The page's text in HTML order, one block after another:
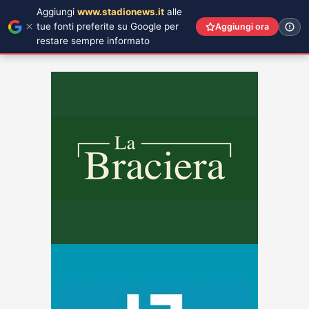
Aggiungi www.stadionews.it alle
tue fonti preferite su Google per
restare sempre informato
Aggiungi ora